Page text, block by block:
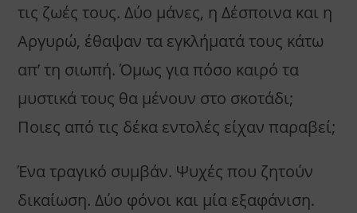
τις ζωές τους. Δύο μάνες, η Δέσποινα και η
Αργυρώ, έθαψαν τα εγκλήματά τους κάτω
απ’ τη σιωπή. Όμως για πόσο καιρό τα
μυστικά τους θα μένουν στο σκοτάδι;
Ποιες από τις δέκα εντολές είχαν παραβεί;
Ένα τραγικό συμβάν. Ψυχές που ζητούν
δικαίωση. Δύο φόνοι και μία εξαφάνιση.